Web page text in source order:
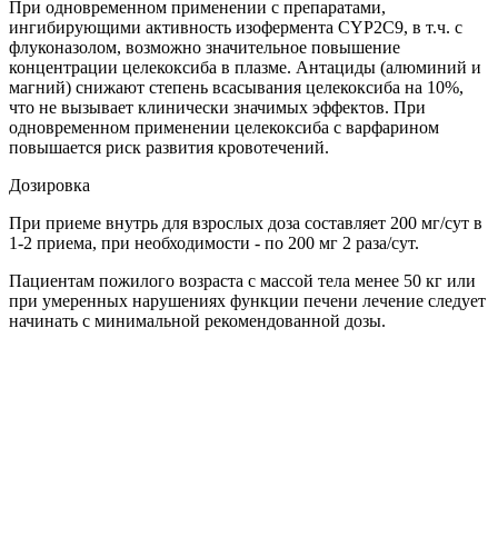
При одновременном применении с препаратами,
ингибирующими активность изофермента CYP2C9, в т.ч. с
флуконазолом, возможно значительное повышение
концентрации целекоксиба в плазме. Антациды (алюминий и
магний) снижают степень всасывания целекоксиба на 10%,
что не вызывает клинически значимых эффектов. При
одновременном применении целекоксиба с варфарином
повышается риск развития кровотечений.
Дозировка
При приеме внутрь для взрослых доза составляет 200 мг/сут в
1-2 приема, при необходимости - по 200 мг 2 раза/сут.
Пациентам пожилого возраста с массой тела менее 50 кг или
при умеренных нарушениях функции печени лечение следует
начинать с минимальной рекомендованной дозы.